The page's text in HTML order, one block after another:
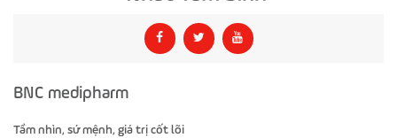
BNC medipharm
Tầm nhìn, sứ mệnh, giá trị cốt lõi